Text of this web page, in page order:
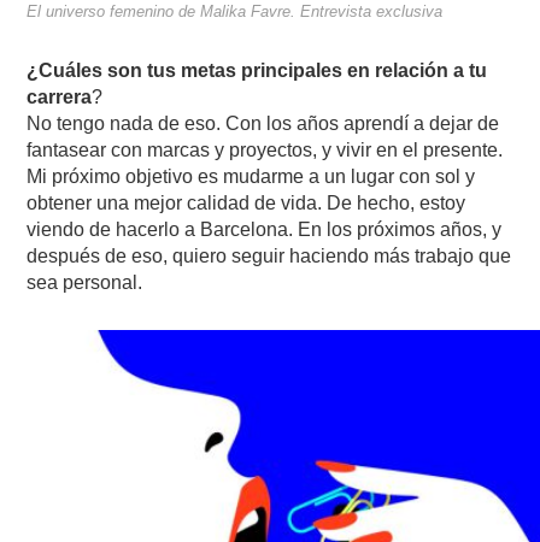
El universo femenino de Malika Favre. Entrevista exclusiva
¿Cuáles son tus metas principales en relación a tu
carrera?
No tengo nada de eso. Con los años aprendí a dejar de
fantasear con marcas y proyectos, y vivir en el presente.
Mi próximo objetivo es mudarme a un lugar con sol y
obtener una mejor calidad de vida. De hecho, estoy
viendo de hacerlo a Barcelona. En los próximos años, y
después de eso, quiero seguir haciendo más trabajo que
sea personal.